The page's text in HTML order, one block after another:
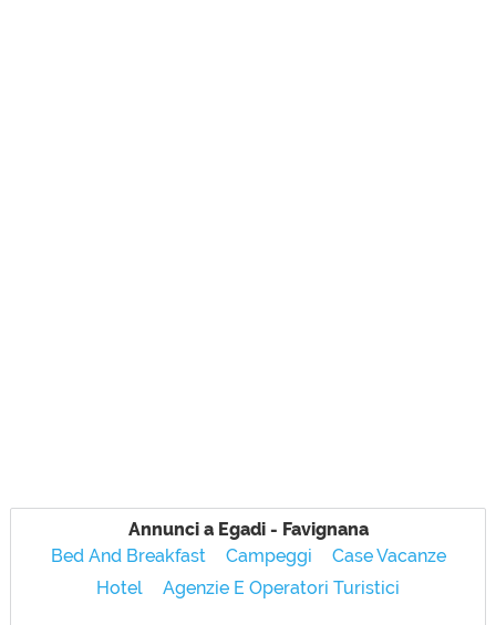
Annunci a Egadi - Favignana
Bed And Breakfast
Campeggi
Case Vacanze
Hotel
Agenzie E Operatori Turistici